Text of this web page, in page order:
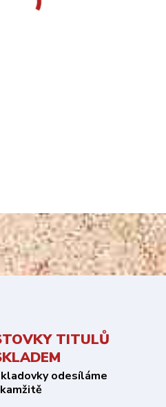
TITULŮ
odesíláme